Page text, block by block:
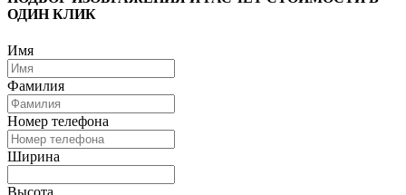
ОДИН КЛИК
Имя
Фамилия
Номер телефона
Ширина
Высота